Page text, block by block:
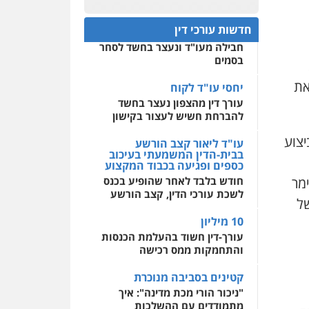
ומעצרים סייבר ניהול
משברים פליליים
0506355388
עו"ד דרוויש נאשף
פלילי פשיעה חמורה
אדם
חליל ביאדי – משרד
עורכי דין
פלילי דיני תעבורה מעצרים
וחקירות פשיעה חמורה
0509636895
עו"ד איהאב זבידאת
פלילי פשיעה חמורה
פשע עבירות המתה
עבירות מין
0522508109
אחסון אתרים
לעורכי דין
אסירים עבירות מין
שירותים מקצועיים לעורכי
דין
0544500346
חדשות עורכי דין
חפץ חשוד
עצור בתיק ניסיון רצח קיבל
חבילה מעו"ד ונעצר בחשד לסחר
בסמים
יחסי עו"ד לקוח
עורך דין מהצפון נעצר בחשד
להברחת חשיש לעצור בקישון
עו"ד ליאור קצב הורשע
בבית-הדין המשמעתי בעיכוב
כספים ופגיעה בכבוד המקצוע
חודש בלבד לאחר שהופיע בכנס
לשכת עורכי הדין, קצב הורשע
10 מיליון
עורך-דין חשוד בהעלמת הכנסות
והתחמקות ממס רכישה
קטינים בסביבה מנוכרת
"ניכור הורי מכת מדינה": איך
מתמודדים עם ההשלכות